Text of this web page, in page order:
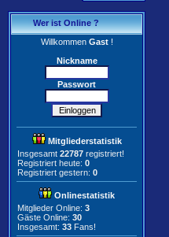
Wer ist Online ?
WillkommenGast!
Nickname
Passwort
Mitgliederstatistik
Insgesamt 22787 registriert!
Registriert heute: 0
Registriert gestern: 0
Onlinestatistik
Mitglieder Online: 3
Gäste Online: 30
Insgesamt: 33 Fans!